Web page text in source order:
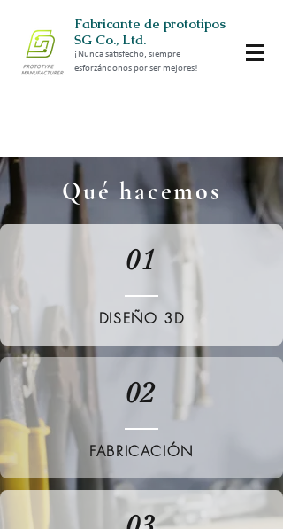
Fabricante de prototipos
SG Co., Ltd.
¡Nunca satisfecho, siempre
esforzándonos por ser mejores!
Qué hacemos
01
DISEÑO 3D
02
FABRICACIÓN